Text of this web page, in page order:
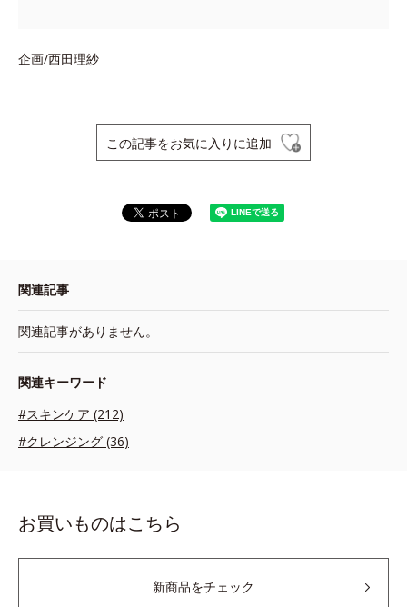
企画/西田理紗
この記事をお気に入りに追加
関連記事
関連記事がありません。
関連キーワード
#スキンケア (212)
#クレンジング (36)
お買いものはこちら
新商品をチェック